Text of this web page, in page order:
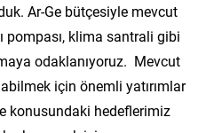
Ar-Ge bütçesiyle mevcut
pompası, klima santrali gibi
odaklanıyoruz. Mevcut
için önemli yatırımlar
konusundaki hedeflerimiz